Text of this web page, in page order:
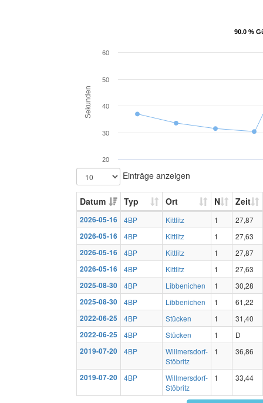
90.0 %
90.0 %
Sekunden
20
30
40
50
60
Einträge anzeigen
Datum Typ Ort N Zeit
2026-05-16 4BP Kittlitz 1
27,87
2026-05-16
4BP Kittlitz 1
27,63
2026-05-16
4BP Kittlitz 1
27,87
2026-05-16
4BP Kittlitz 1
27,63
2025-08-30
4BP Libbenichen 1
30,28
2025-08-30
4BP Libbenichen 1
61,22
2022-06-25
4BP Stücken 1
31,40
2022-06-25
4BP Stücken 1
D
2019-07-20
4BP
Willmersdorf-
Stöbritz
1 36,86
2019-07-20 4BP
Willmersdorf-
Stöbritz
1 33,44